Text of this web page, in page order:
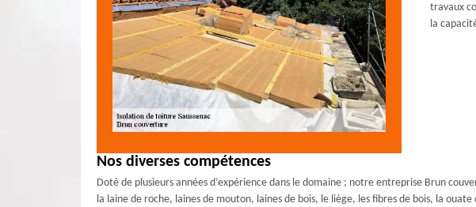
travaux
la
Nos diverses compétences
Doté de plusieurs années d’expérience dans le domaine ; notre entreprise Brun
la laine de roche, laines de mouton, laines de bois, le liège, les fibres de bois, la